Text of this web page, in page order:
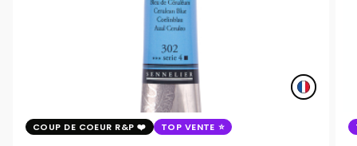
COUP DE COEUR R&P TOP VENTE